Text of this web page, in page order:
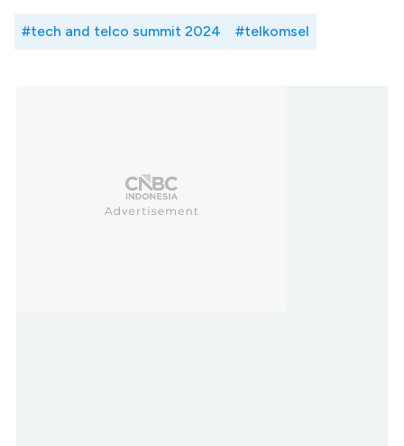
#tech and telco summit 2024 #telkomsel